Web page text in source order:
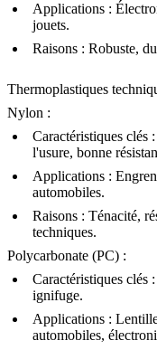
Applications :
jouets.
Raisons : Robuste,
Thermoplastiques
Nylon :
Caractéristiques clés
l'usure, bonne
Applications :
automobiles.
Raisons : Ténacité,
techniques.
Polycarbonate (PC) :
Caractéristiques clés
ignifuge.
Applications :
automobiles,